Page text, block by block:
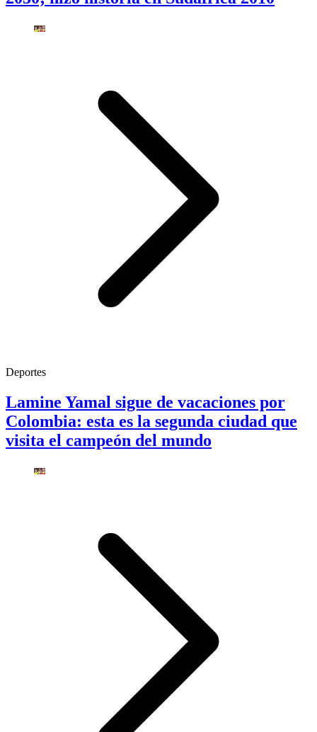
Deportes
Lamine Yamal sigue de vacaciones por
Colombia: esta es la segunda ciudad que
visita el campeón del mundo